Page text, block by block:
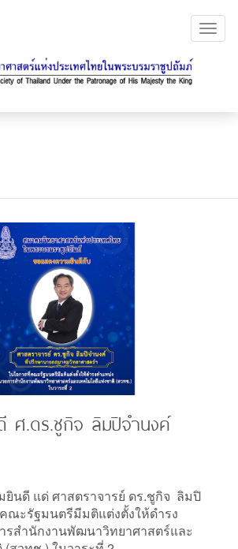
ศ.ดร.ชูกิจ ลิมปิจำนงค์
ดี แด่ ศาสตราจารย์ ดร.ชูกิจ ลิมปิ
ณะรัฐมนตรีมีมติแต่งตั้งให้ดำรง
รสำนักงานพัฒนาวิทยาศาสตร์และ